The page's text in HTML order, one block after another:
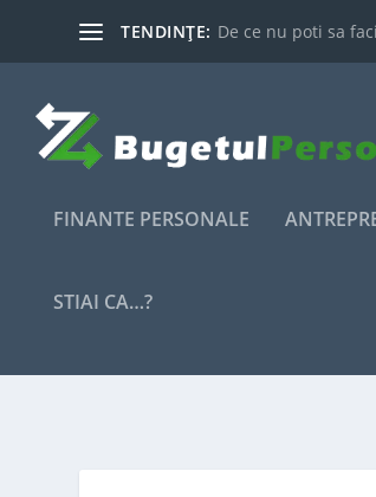
TENDINȚE: De ce nu poti sa
FINANTE PERSONALE
STIAI CA…?